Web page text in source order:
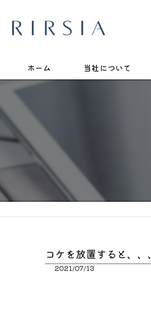
ホーム 当社について
コケを放置すると、、、
2021/07/13